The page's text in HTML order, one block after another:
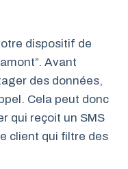
dispositif de
Avant
des données,
Cela peut donc
qui reçoit un SMS
client qui filtre des